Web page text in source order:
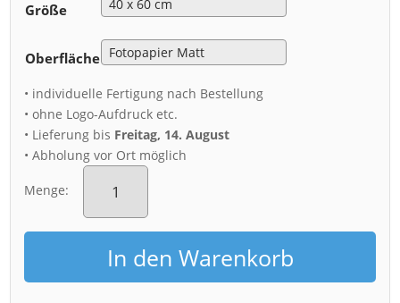
Größe
Oberfläche
• individuelle Fertigung nach Bestellung
• ohne Logo-Aufdruck etc.
• Lieferung bis Freitag, 14. August
• Abholung vor Ort möglich
Menge:
Poster
(00607)
im
Großen
Garten
MengeIn den Warenkorb